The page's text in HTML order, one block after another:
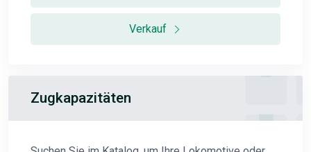
Verkauf
Zugkapazitäten